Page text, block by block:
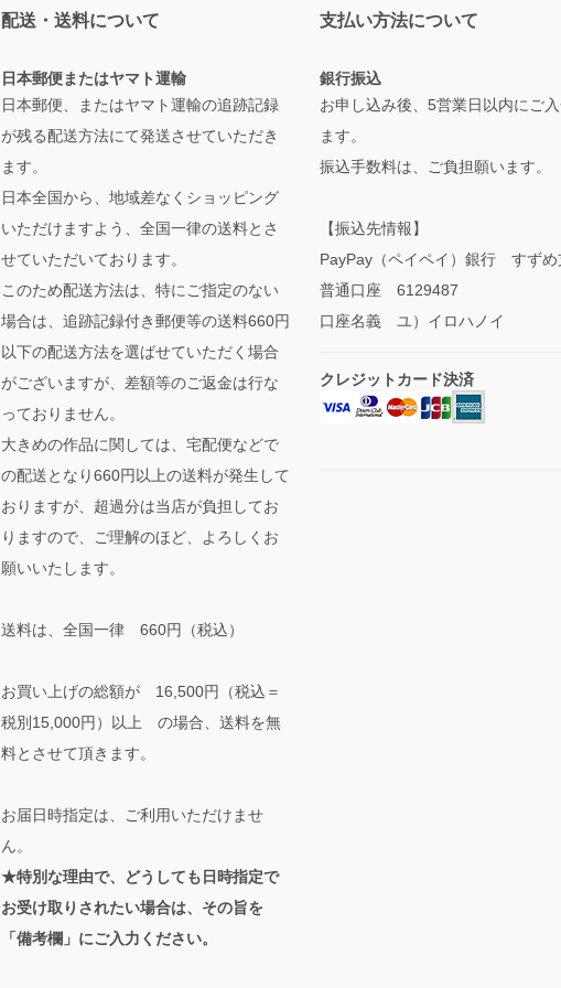
配送・送料について
日本郵便またはヤマト運輸
日本郵便、またはヤマト運輸の追跡記録
が残る配送方法にて発送させていただき
ます。
日本全国から、地域差なくショッピング
いただけますよう、全国一律の送料とさ
せていただいております。
このため配送方法は、特にご指定のない
場合は、追跡記録付き郵便等の送料660円
以下の配送方法を選ばせていただく場合
がございますが、差額等のご返金は行な
っておりません。
大きめの作品に関しては、宅配便などで
の配送となり660円以上の送料が発生して
おりますが、超過分は当店が負担してお
りますので、ご理解のほど、よろしくお
願いいたします。
送料は、全国一律 660円（税込）
お買い上げの総額が 16,500円（税込＝
税別15,000円）以上 の場合、送料を無
料とさせて頂きます。
お届日時指定は、ご利用いただけませ
ん。
★特別な理由で、どうしても日時指定で
お受け取りされたい場合は、その旨を
「備考欄」にご入力ください。
支払い方法について
銀行振込
お申し込み後、5営業日以内にご
ます。
振込手数料は、ご負担願います。
【振込先情報】
PayPay（ペイペイ）銀行 すずめ
普通口座 6129487
口座名義 ユ）イロハノイ
クレジットカード決済